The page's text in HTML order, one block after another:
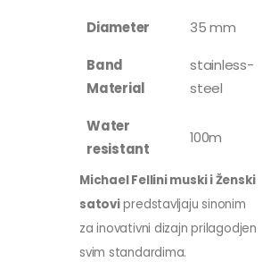
Diameter
35 mm
Band
Material
stainless-
steel
Water
resistant
100m
Michael Fellini muski i Ženski
satovipredstavljaju sinonim
za inovativni dizajn prilagodjen
svim standardima.